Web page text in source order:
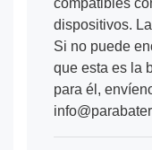
compatibles
dispositivos.
Si no puede
que esta es la
para él,